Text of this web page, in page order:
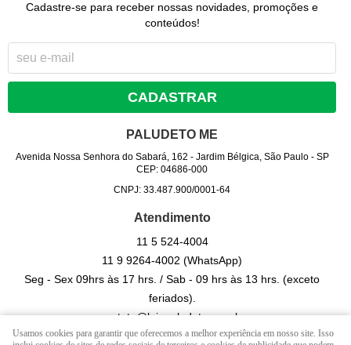
Cadastre-se para receber nossas novidades, promoções e
conteúdos!
CADASTRAR
PALUDETO ME
Avenida Nossa Senhora do Sabará, 162 - Jardim Bélgica, São Paulo- SP
CEP: 04686-000
CNPJ: 33.487.900/0001-64
Atendimento
11 5524-4004
11 9 9264-4002(WhatsApp)
Seg - Sex 09hrs às 17 hrs. / Sab - 09 hrs às 13 hrs. (exceto
feriados).
contato@lojapaludeto.com.br
Usamos cookies para garantir que oferecemos a melhor experiência em nosso site. Isso